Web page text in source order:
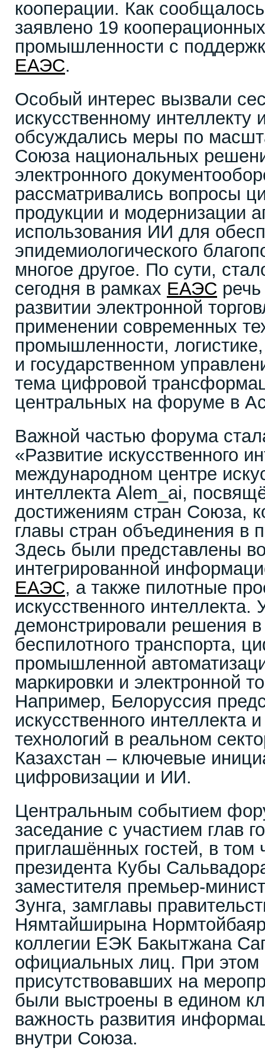
кооперации. Как
заявлено 19
промышленности с
ЕАЭС.
Особый интерес вызвали
искусственному
обсуждались меры по
Союза национальных
электронного
рассматривались вопросы
продукции и модернизации
использования ИИ для
эпидемиологического
многое другое. По сути,
сегодня в рамках ЕАЭС
развитии электронной
применении современных
промышленности,
и государственном
тема цифровой
центральных на форуме в
Важной частью форума
«Развитие искусственного
международном центре
интеллекта Alem_ai,
достижениям стран Союза,
главы стран объединения в
Здесь были представлены
интегрированной
ЕАЭС, а также пилотные
искусственного интеллекта.
демонстрировали решения в
беспилотного транспорта,
промышленной
маркировки и электронной
Например, Белоруссия
искусственного
технологий в реальном
Казахстан – ключевые
цифровизации и ИИ.
Центральным событием
заседание с участием глав
приглашённых гостей, в том
президента Кубы
заместителя премьер-
Зунга, замглавы
Нямтайширына
коллегии ЕЭК Бакытжана
официальных лиц. При этом
присутствовавших на
были выстроены в едином
важность развития
внутри Союза.